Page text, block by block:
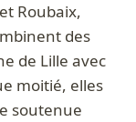
Roubaix,
des
de Lille avec
moitié, elles
soutenue